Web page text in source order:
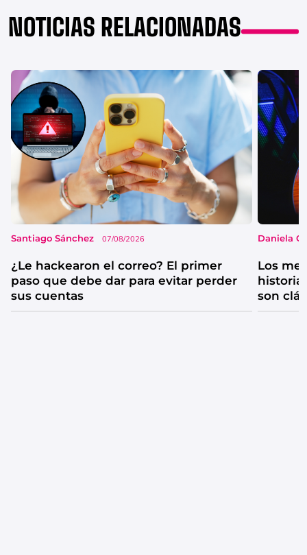
NOTICIAS RELACIONADAS
Santiago Sánchez 07/08/2026
¿Le hackearon el correo? El primer
paso que debe dar para evitar perder
sus cuentas
Daniela
Los
historia
son